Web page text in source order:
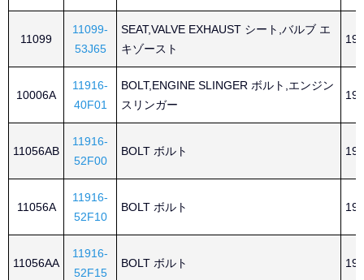
11099
11099-
53J65
SEAT,VALVE EXHAUST シート,バルブ エ
キゾースト
10006A
11916-
40F01
BOLT,ENGINE SLINGER ボルト,エンジン
スリンガー
11056AB
11916-
52F00
BOLT ボルト
11056A
11916-
52F10
BOLT ボルト
11056AA
11916-
52F15
BOLT ボルト